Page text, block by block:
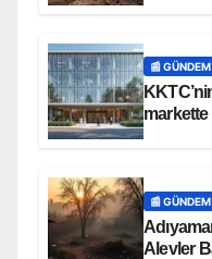
📰
markette
📰
Alevler